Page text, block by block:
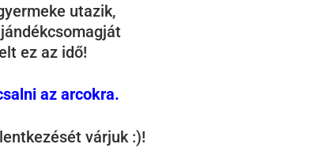
utazik,
ez az idő!
az arcokra.
várjuk :)!